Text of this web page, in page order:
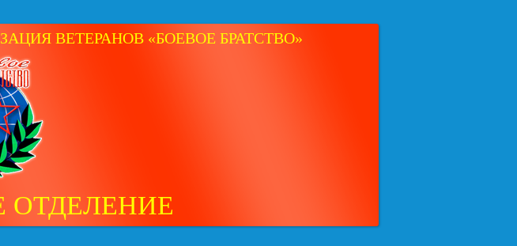
ВЕТЕРАНОВ «БОЕВОЕ БРАТСТВО»
ОТДЕЛЕНИЕ